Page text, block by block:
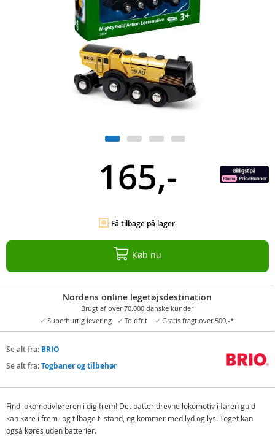
165,-
Få tilbage på lager
Køb nu
Nordens online legetøjsdestination
Brugt af over 70.000 danske kunder
Superhurtig levering
Toldfrit Gratis fragt over 500,-*
Se alt fra: BRIO
Se alt fra:Togbaner og tilbehør
Find lokomotivføreren i dig frem! Det batteridrevne lokomotiv i faren guld
kan køre i frem- og tilbage tilstand, og kommer med lyd og lys. Toget kan
også køres uden batterier.